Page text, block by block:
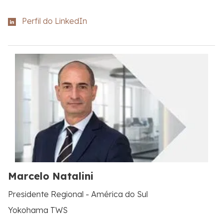
Perfil do LinkedIn
Marcelo Natalini
Presidente Regional - América do Sul
Yokohama TWS